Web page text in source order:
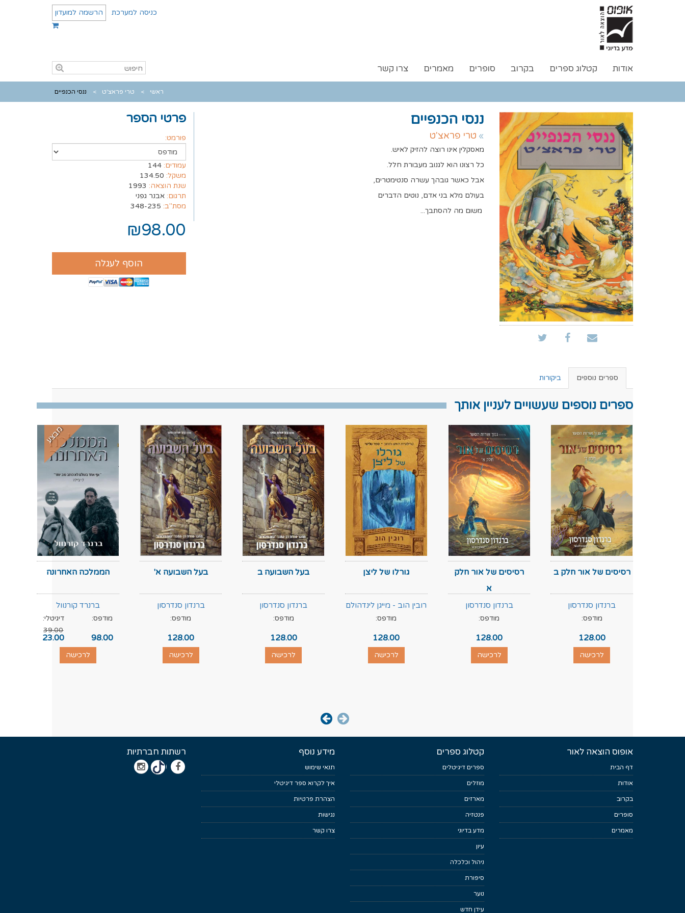
כניסה למערכת הרשמה למועדון
אודות קטלוג ספרים בקרוב סופרים מאמרים צרו קשר
ראשי טרי פראצ'ט ננסי הכנפיים
ננסי הכנפיים
טרי פראצ'ט
מאסקלין אינו רוצה להזיק לאיש.
כל רצונו הוא לגנוב מעבורת חלל.
אבל כאשר גובהך עשרה סנטימטרים,
בעולם מלא בני אדם, נוטים הדברים
משום מה להסתבך...
פרטי הספר
פורמט:
עמודים:144
משקל: 134.50
שנת הוצאה: 1993
תרגום:אבנר גפני
מסת"ב: 348-235
₪98.00
הוסף לעגלה
ספרים נוספים ביקורות
ספרים נוספים שעשויים לעניין אותך
רסיסים של אור חלק ב
ברנדון סנדרסון
מודפס:
128.00
לרכישה
רסיסים של אור חלק
א
ברנדון סנדרסון
מודפס:
128.00
לרכישה
גורלו של ליצן
רובין הוב - מייגן לינדהולם
מודפס:
128.00
לרכישה
בעל השבועה ב
ברנדון סנדרסון
מודפס:
128.00
לרכישה
בעל השבועה א'
ברנדון סנדרסון
מודפס:
128.00
לרכישה
מבצע
הממלכה האחרונה
ברנרד קורנוול
מודפס:
98.00
דיגיטלי:
39.00
23.00
לרכישה
אופוס הוצאה לאור
דף הבית
אודות
בקרוב
סופרים
מאמרים
קטלוג ספרים
ספרים דיגיטלים
מוזלים
מארזים
פנטזיה
מדע בדיוני
עיון
ניהול וכלכלה
סיפורת
נוער
עידן חדש
מידע נוסף
תנאי שימוש
איך לקרוא ספר דיגיטלי
הצהרת פרטיות
נגישות
צרו קשר
רשתות חברתיות